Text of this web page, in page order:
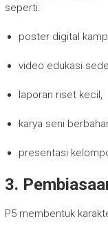
seperti:
poster digital
video edukasi
laporan riset kecil,
karya seni
presentasi
3.
P5 membentuk